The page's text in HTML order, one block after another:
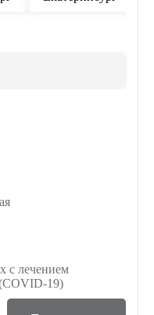
с лечением
19)